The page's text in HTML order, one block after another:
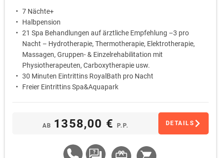
7 Nächte+
Halbpension
21 Spa Behandlungen auf ärztliche Empfehlung –3 pro
Nacht – Hydrotherapie, Thermotherapie, Elektrotherapie,
Massagen, Gruppen- & Einzelrehabilitation mit
Physiotherapeuten, Carboxytherapie usw.
30 Minuten Eintrittins RoyalBath pro Nacht
Freier Eintrittins Spa&Aquapark
AB 1358,00 €P.P. DETAILS